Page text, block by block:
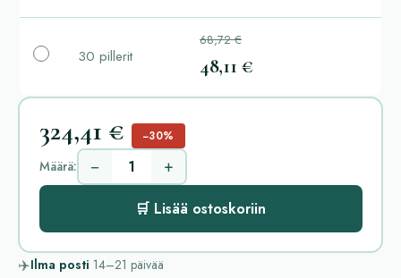
30 pillerit
68,72 €
48,11 €
324,41 € −30%
Määrä: − +
🛒 Lisää ostoskoriin
✈️Ilma posti 14–21 päivää